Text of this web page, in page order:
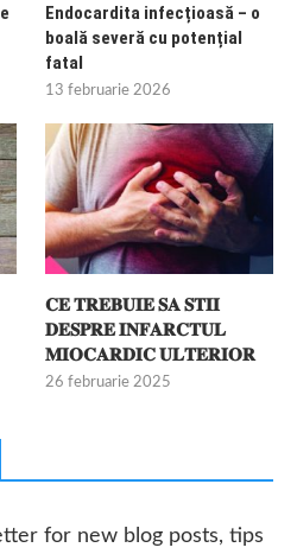
Endocardita infecțioasă – o
boală severă cu potențial
fatal
13 februarie 2026
𝐂𝐄 𝐓𝐑𝐄𝐁𝐔𝐈𝐄 𝐒𝐀 𝐒𝐓𝐈𝐈
𝐃𝐄𝐒𝐏𝐑𝐄 𝐈𝐍𝐅𝐀𝐑𝐂𝐓𝐔𝐋
𝐌𝐈𝐎𝐂𝐀𝐑𝐃𝐈𝐂 𝐔𝐋𝐓𝐄𝐑𝐈𝐎𝐑
26 februarie 2025
for new blog posts, tips